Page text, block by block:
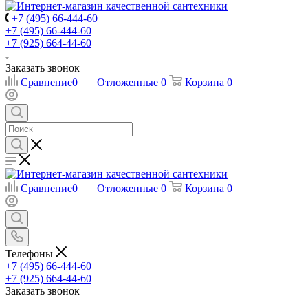
+7 (495) 66-444-60
+7 (495) 66-444-60
+7 (925) 664-44-60
Заказать звонок
Сравнение0 Отложенные 0 Корзина 0
Сравнение0 Отложенные 0 Корзина 0
Телефоны
+7 (495) 66-444-60
+7 (925) 664-44-60
Заказать звонок